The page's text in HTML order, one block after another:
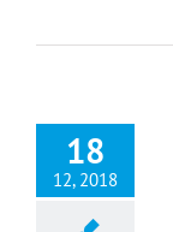
18
12, 2018